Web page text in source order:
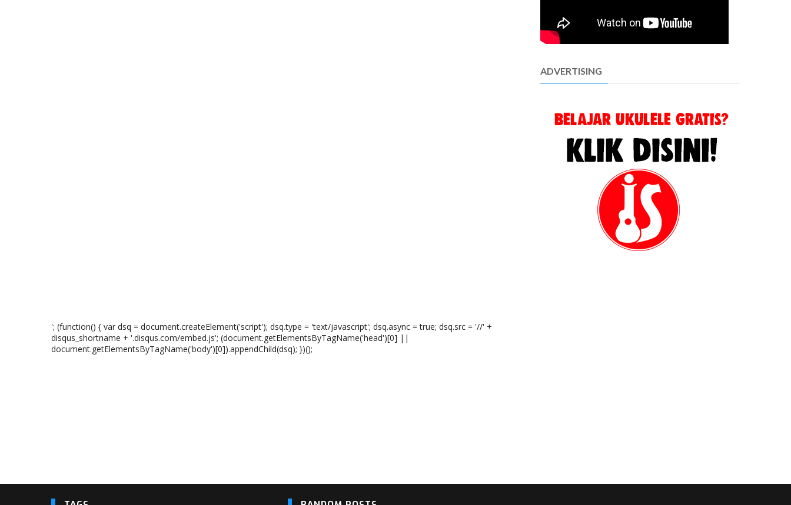
'; (function() { var dsq = document.createElement('script'); dsq.type = 'text/javascript'; dsq.async = true; dsq.src = '//' +
disqus_shortname + '.disqus.com/embed.js'; (document.getElementsByTagName('head')[0] ||
document.getElementsByTagName('body')[0]).appendChild(dsq); })();
ADVERTISING